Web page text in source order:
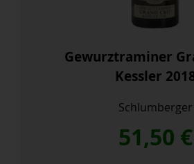
Gewurztraminer
Kessler
Schlumberger
51,50 €